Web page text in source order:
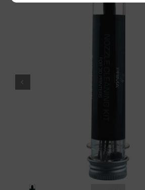
Outlet
Shop
Academy
Software
Λογαριασμός